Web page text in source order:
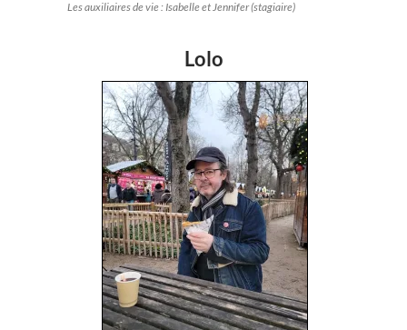
Les auxiliaires de vie : Isabelle et Jennifer (stagiaire)
Lolo